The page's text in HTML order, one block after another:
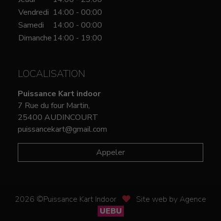
Vendredi 14:00 - 00:00
Samedi
14:00 - 00:00
Dimanche 14:00 - 19:00
LOCALISATION
Puissance Kart indoor
7 Rue du four Martin,
25400 AUDINCOURT
puissancekart@gmail.com
Appeler
2026 ©Puissance Kart Indoor
Site web by Agence
UEBU